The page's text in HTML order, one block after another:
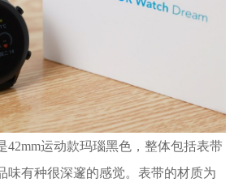
42mm运动款玛瑙黑色，整体包括表带
味有种很深邃的感觉。表带的材质为